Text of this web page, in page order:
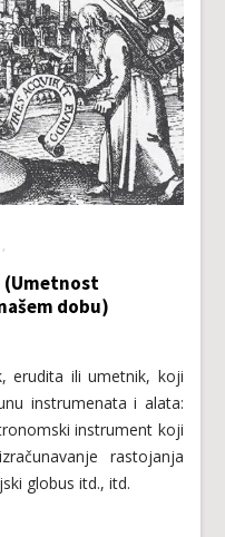
(Umetnost
dobu)
erudita ili umetnik, koji
instrumenata i alata:
instrument koji
rastojanja
globus itd., itd.